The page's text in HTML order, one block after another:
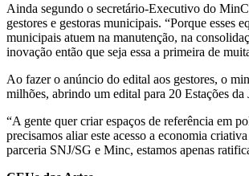
Ainda segundo o secretário-Executivo do
gestores e gestoras municipais. “Porque esses
municipais atuem na manutenção, na
inovação então que seja essa a primeira de
Ao fazer o anúncio do edital aos gestores, o
milhões, abrindo um edital para 20 Estações
“A gente quer criar espaços de referência em
precisamos aliar este acesso a economia
parceria SNJ/SG e Minc, estamos apenas